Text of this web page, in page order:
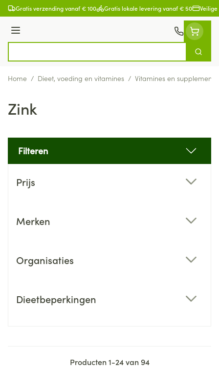
Ga naar de inhoud
Gratis verzending vanaf € 100 Gratis lokale levering vanaf € 50
Menu
Zoek
Home / Dieet, voeding en vitamines / Vitamines en
Zink
Filteren
Prijs
Merken
Organisaties
Dieetbeperkingen
Producten1-24van94